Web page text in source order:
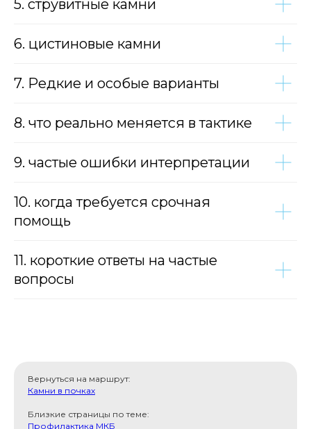
5. струвитные камни
6. цистиновые камни
7. Редкие и особые варианты
8. что реально меняется в тактике
9. частые ошибки интерпретации
10. когда требуется срочная
помощь
11. короткие ответы на частые
вопросы
Вернуться на маршрут:
Камни в почках
Близкие страницы по теме:
Профилактика МКБ